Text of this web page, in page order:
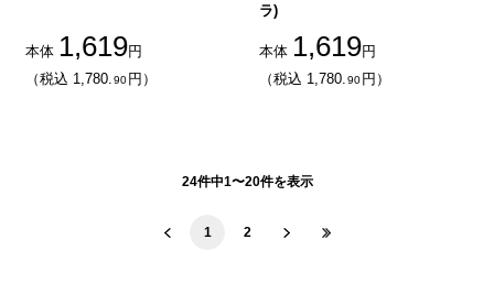
本体 1,619円
（税込 1,780. 90 円）
ラ)
本体 1,619円
（税込 1,780. 90 円）
24件中1〜20件を表示
1 2